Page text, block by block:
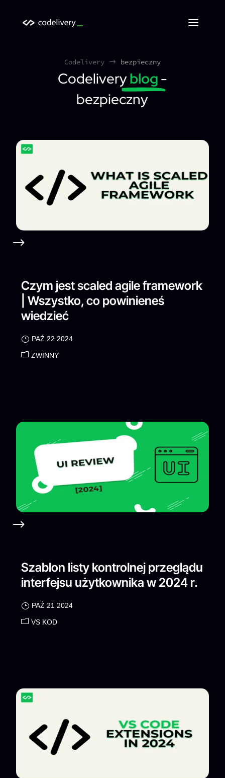
Codelivery $ bezpieczny
Codeliveryblog-
bezpieczny
Czym jest scaled agile framework
| Wszystko, co powinieneś
wiedzieć
PAŹ 22 2024
ZWINNY
Szablon listy kontrolnej przeglądu
interfejsu użytkownika w 2024 r.
PAŹ 21 2024
VS KOD